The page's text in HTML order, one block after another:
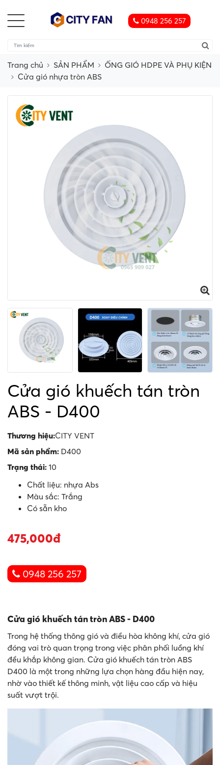
0948 256 257
Trang chủ SẢN PHẨM
ỐNG GIÓ HDPE VÀ PHỤ KIỆN
Cửa gió nhựa tròn ABS
Cửa gió khuếch tán tròn
ABS - D400
Thương hiệu:CITY VENT
Mã sản phẩm: D400
Trạng thái: 10
Chất liệu: nhựa Abs
Màu sắc: Trắng
Có sẵn kho
475,000đ
0948 256 257
Cửa gió khuếch tán tròn ABS - D400
Trong hệ thống thông gió và điều hòa không khí, cửa gió
đóng vai trò quan trọng trong việc phân phối luồng khí
đều khắp không gian. Cửa gió khuếch tán tròn ABS
D400 là một trong những lựa chọn hàng đầu hiện nay,
nhờ vào thiết kế thông minh, vật liệu cao cấp và hiệu
suất vượt trội.